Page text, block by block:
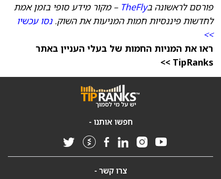
פורסם לראשונה בTheFly – מקור מידע סופי בזמן אמת
לחדשות פיננסיות חמות המניעות את השוק.נסו עכשיו
>>
ראו את המניות החמות של בעלי העניין באתר
TipRanks >>
חפשו אותנו -
צרו קשר -